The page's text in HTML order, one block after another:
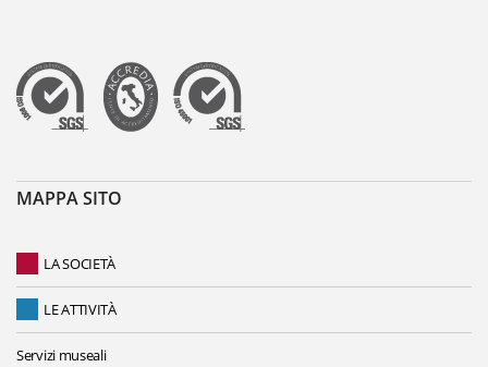
MAPPA SITO
LA SOCIETÀ
LE ATTIVITÀ
Servizi museali